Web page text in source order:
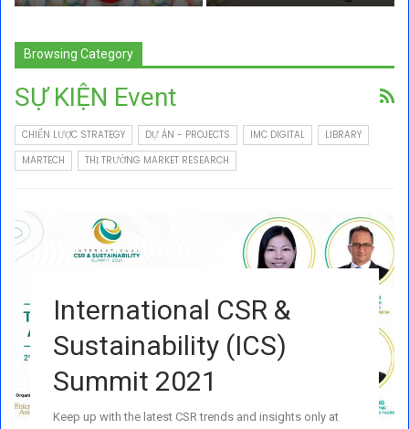
Browsing Category
SỰ KIỆN Event
CHIẾN LƯỢC STRATEGY DỰ ÁN - PROJECTS IMC DIGITAL
LIBRARY
MARTECH
THỊ TRƯỜNG MARKET RESEARCH
International CSR &
Sustainability (ICS)
Summit 2021
Keep up with the latest CSR trends and insights only at